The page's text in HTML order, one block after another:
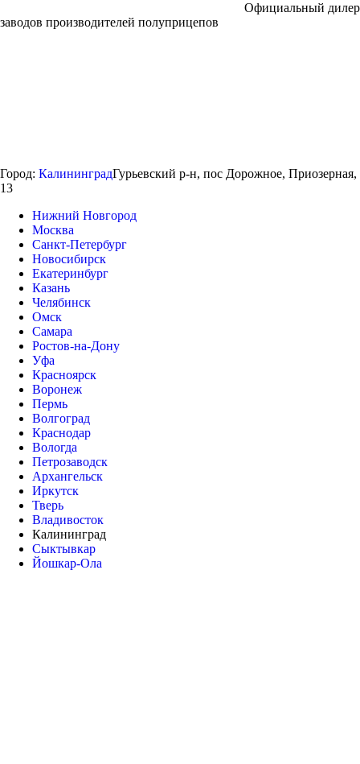
Официальный дилер
заводов производителей полуприцепов
Город: КалининградГурьевский р-н, пос Дорожное, Приозерная,
13
Нижний Новгород
Москва
Санкт-Петербург
Новосибирск
Екатеринбург
Казань
Челябинск
Омск
Самара
Ростов-на-Дону
Уфа
Красноярск
Воронеж
Пермь
Волгоград
Краснодар
Вологда
Петрозаводск
Архангельск
Иркутск
Тверь
Владивосток
Калининград
Сыктывкар
Йошкар-Ола